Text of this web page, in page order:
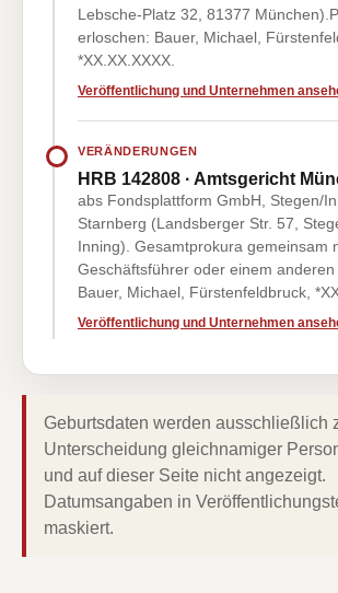
Lebsche-Platz 32, 81377
erloschen: Bauer, Michael,
*XX.XX.XXXX.
Veröffentlichung und Unternehmen
VERÄNDERUNGEN
HRB 142808 · Amtsgericht
abs Fondsplattform GmbH, Stegen/
Starnberg (Landsberger Str. 57,
Inning). Gesamtprokura gemeinsam
Geschäftsführer oder einem anderen
Bauer, Michael, Fürstenfeldbruck,
Veröffentlichung und Unternehmen
Geburtsdaten werden ausschließlich
Unterscheidung gleichnamiger
und auf dieser Seite nicht angezeigt.
Datumsangaben in
maskiert.